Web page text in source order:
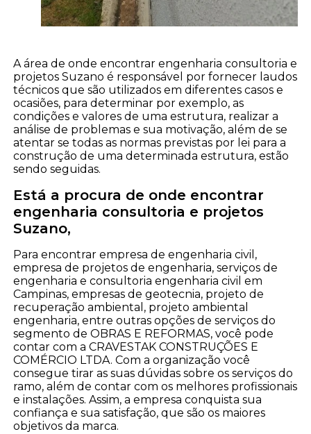
A área de onde encontrar engenharia consultoria e
projetos Suzano é responsável por fornecer laudos
técnicos que são utilizados em diferentes casos e
ocasiões, para determinar por exemplo, as
condições e valores de uma estrutura, realizar a
análise de problemas e sua motivação, além de se
atentar se todas as normas previstas por lei para a
construção de uma determinada estrutura, estão
sendo seguidas.
Está a procura de onde encontrar
engenharia consultoria e projetos
Suzano,
Para encontrar empresa de engenharia civil,
empresa de projetos de engenharia, serviços de
engenharia e consultoria engenharia civil em
Campinas, empresas de geotecnia, projeto de
recuperação ambiental, projeto ambiental
engenharia, entre outras opções de serviços do
segmento de OBRAS E REFORMAS, você pode
contar com a CRAVESTAK CONSTRUÇÕES E
COMÉRCIO LTDA. Com a organização você
consegue tirar as suas dúvidas sobre os serviços do
ramo, além de contar com os melhores profissionais
e instalações. Assim, a empresa conquista sua
confiança e sua satisfação, que são os maiores
objetivos da marca.